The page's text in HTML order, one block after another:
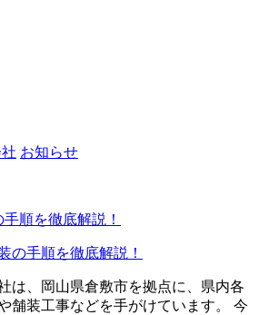
お知らせ
の手順を徹底解説！
は、岡山県倉敷市を拠点に、県内各
舗装工事などを手がけています。 今